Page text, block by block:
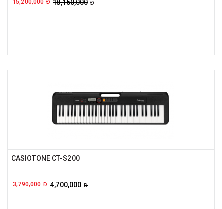
15,200,000 Đ 18,150,000 Đ
CASIOTONE CT-S200
3,790,000 Đ 4,700,000 Đ